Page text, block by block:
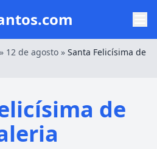
» 12 de agosto » Santa Felicísima de
de